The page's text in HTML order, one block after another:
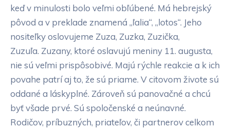
keď v minulosti bolo veľmi obľúbené. Má hebrejský
pôvod a v preklade znamená „ľalia“, „lotos“. Jeho
nositeľky oslovujeme Zuza, Zuzka, Zuzička,
Zuzuľa. Zuzany, ktoré oslavujú meniny 11. augusta,
nie sú veľmi prispôsobivé. Majú rýchle reakcie a k ich
povahe patrí aj to, že sú priame. V citovom živote sú
oddané a láskyplné. Zároveň sú panovačné a chcú
byť všade prvé. Sú spoločenské a neúnavné.
Rodičov, príbuzných, priateľov, či partnerov celkom